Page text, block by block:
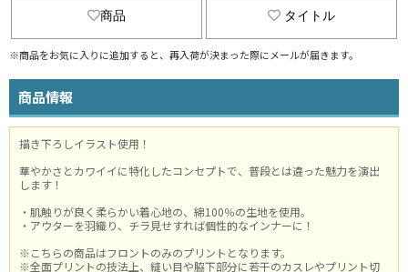
商品 タイトル
※商品をお気に入りに追加すると、再入荷が決まった際にメールが届きます。
商品情報
描き下ろしイラスト使用！
華やかさとカワイイに特化したコンセプトで、普段とは違った魅力を演出
します！
・肌触りが良く柔らかい着心地の、綿100％の生地を使用。
・アウターを羽織り、チラ見せすれば個性的なインナーに！
※こちらの商品はフロントのみのプリントとなります。
※全面プリントの技法上、縫い目や脇下部分に若干のカスレやプリント切